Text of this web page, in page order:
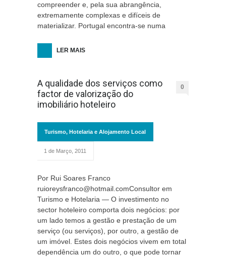
compreender e, pela sua abrangência,
extremamente complexas e difíceis de
materializar. Portugal encontra-se numa
LER MAIS
A qualidade dos serviços como
factor de valorização do
imobiliário hoteleiro
0
Turismo, Hotelaria e Alojamento Local
1 de Março, 2011
Por Rui Soares Franco
ruioreysfranco@hotmail.comConsultor em
Turismo e Hotelaria — O investimento no
sector hoteleiro comporta dois negócios: por
um lado temos a gestão e prestação de um
serviço (ou serviços), por outro, a gestão de
um imóvel. Estes dois negócios vivem em total
dependência um do outro, o que pode tornar